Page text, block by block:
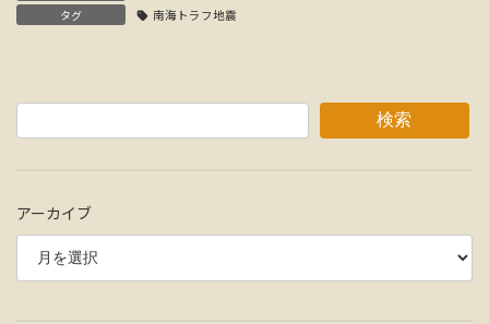
タグ 南海トラフ地震
検索
アーカイブ